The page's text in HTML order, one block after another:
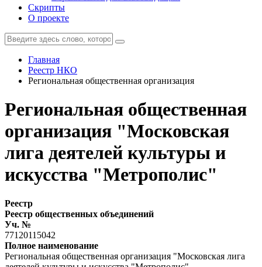
Скрипты
О проекте
Главная
Реестр НКО
Региональная общественная организация
Региональная общественная
организация "Московская
лига деятелей культуры и
искусства "Метрополис"
Реестр
Реестр общественных объединений
Уч. №
77120115042
Полное наименование
Региональная общественная организация "Московская лига